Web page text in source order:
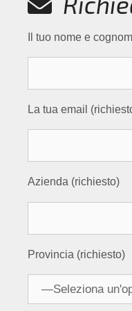
Il tuo nome e
La tua email
Azienda (richiesto)
Provincia (richiesto)